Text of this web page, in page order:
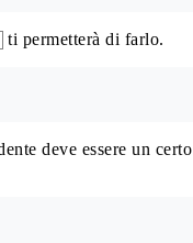
ti permetterà di farlo.
deve essere un certo